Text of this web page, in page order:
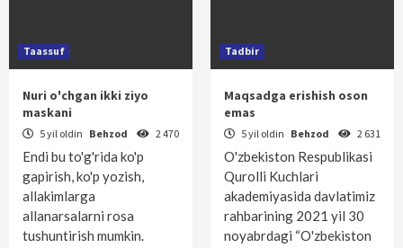
Taassuf
Nuri o'chgan ikki ziyo
maskani
5 yil oldin Behzod 2 470
Endi bu to'g'rida ko'p
gapirish, ko'p yozish,
allakimlarga
allanarsalarni rosa
tushuntirish mumkin.
Tadbir
Maqsadga erishish oson
emas
5 yil oldin Behzod 2 631
O'zbekiston Respublikasi
Qurolli Kuchlari
akademiyasida davlatimiz
rahbarining 2021 yil 30
noyabrdagi “O'zbekiston